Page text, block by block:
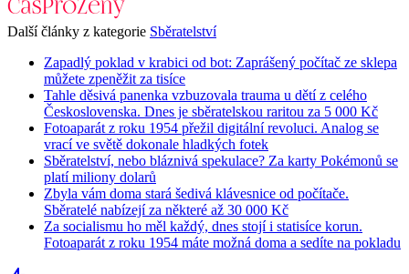
Další články z kategorie Sběratelství
Zapadlý poklad v krabici od bot: Zaprášený počítač ze sklepa
můžete zpeněžit za tisíce
Tahle děsivá panenka vzbuzovala trauma u dětí z celého
Československa. Dnes je sběratelskou raritou za 5 000 Kč
Fotoaparát z roku 1954 přežil digitální revoluci. Analog se
vrací ve světě dokonale hladkých fotek
Sběratelství, nebo bláznivá spekulace? Za karty Pokémonů se
platí miliony dolarů
Zbyla vám doma stará šedivá klávesnice od počítače.
Sběratelé nabízejí za některé až 30 000 Kč
Za socialismu ho měl každý, dnes stojí i statisíce korun.
Fotoaparát z roku 1954 máte možná doma a sedíte na pokladu